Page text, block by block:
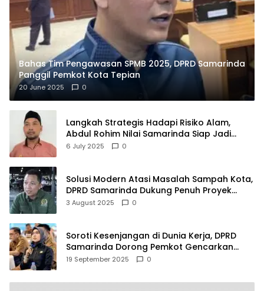
Bahas Tim Pengawasan SPMB 2025, DPRD Samarinda
Panggil Pemkot Kota Tepian
20 June 2025 0
Langkah Strategis Hadapi Risiko Alam,
Abdul Rohim Nilai Samarinda Siap Jadi
Pusat Logistik Bencana Kalimantan
6 July 2025 0
Solusi Modern Atasi Masalah Sampah Kota,
DPRD Samarinda Dukung Penuh Proyek
PLTSA
3 August 2025 0
Soroti Kesenjangan di Dunia Kerja, DPRD
Samarinda Dorong Pemkot Gencarkan
Pemberdayaan Perempuan
19 September 2025 0